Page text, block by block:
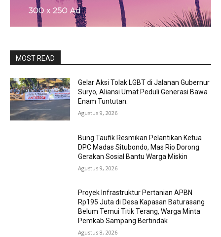
MOST READ
Gelar Aksi Tolak LGBT di Jalanan Gubernur
Suryo, Aliansi Umat Peduli Generasi Bawa
Enam Tuntutan.
Agustus 9, 2026
Bung Taufik Resmikan Pelantikan Ketua
DPC Madas Situbondo, Mas Rio Dorong
Gerakan Sosial Bantu Warga Miskin
Agustus 9, 2026
Proyek Infrastruktur Pertanian APBN
Rp195 Juta di Desa Kapasan Baturasang
Belum Temui Titik Terang, Warga Minta
Pemkab Sampang Bertindak
Agustus 8, 2026